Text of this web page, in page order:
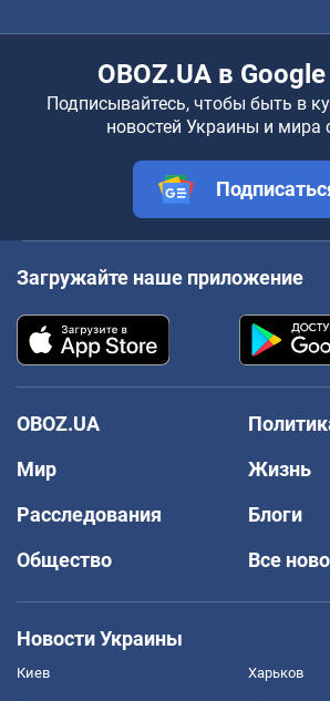
OBOZ.UA в
Подписывайтесь, чтобы быть в
новостей Украины и мира
Загружайте наше приложение
OBOZ.UA
Мир
Жизнь
Расследования
Блоги
Общество
Все
Новости Украины
Киев Харьков